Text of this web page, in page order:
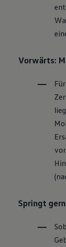
Vorwärts:
Springt